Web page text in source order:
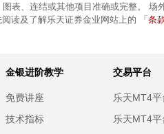
表、连结或其他项目准确或完整。
读及了解乐天证券金业网站上的 「 条
金银进阶教学
免费讲座
技术指标
交易平台
乐天MT4
乐天MT4